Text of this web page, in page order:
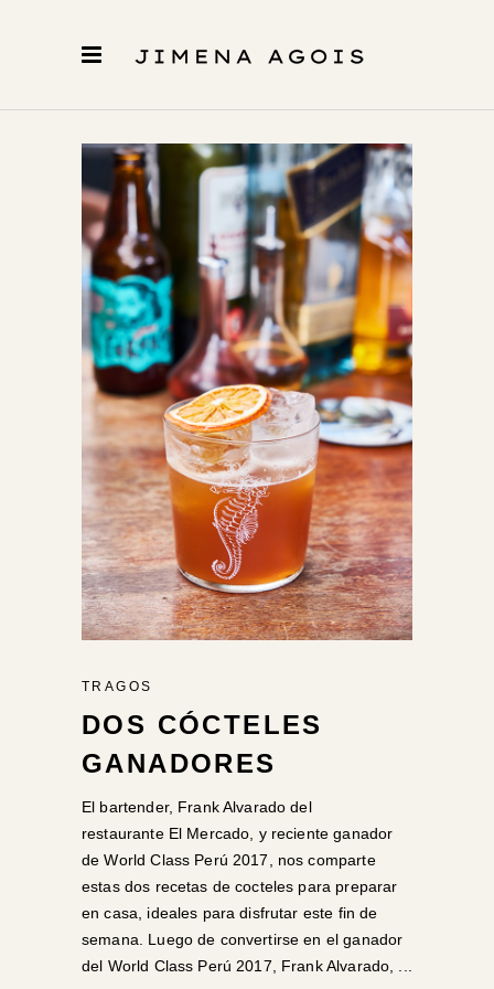
TRAGOS
DOS CÓCTELES
GANADORES
El bartender, Frank Alvarado del
restaurante El Mercado, y reciente ganador
de World Class Perú 2017, nos comparte
estas dos recetas de cocteles para preparar
en casa, ideales para disfrutar este fin de
semana. Luego de convertirse en el ganador
del World Class Perú 2017, Frank Alvarado,